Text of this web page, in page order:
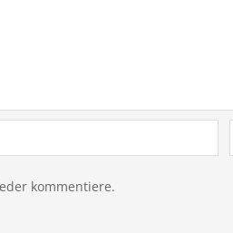
kommentiere.